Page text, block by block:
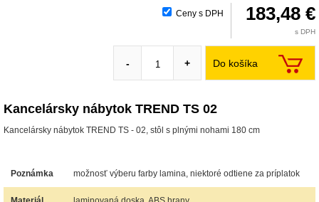
Ceny s DPH 183,48 €
s DPH
Do košíka
- +
Kancelársky nábytok TREND TS 02
Kancelársky nábytok TREND TS - 02, stôl s plnými nohami 180 cm
Poznámka možnosť výberu farby lamina, niektoré odtiene za príplatok